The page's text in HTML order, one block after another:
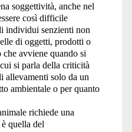
soggettività, anche nel
così difficile
individui senzienti non
di oggetti, prodotti o
avviene quando si
si parla della criticità
allevamenti solo da un
ambientale o per quanto
richiede una
quella del